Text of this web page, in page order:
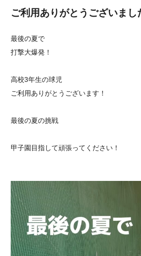
ご利用ありがとうございまし
最後の夏で
打撃大爆発！
高校3年生の球児
ご利用ありがとうございます！
最後の夏の挑戦
甲子園目指して頑張ってください！